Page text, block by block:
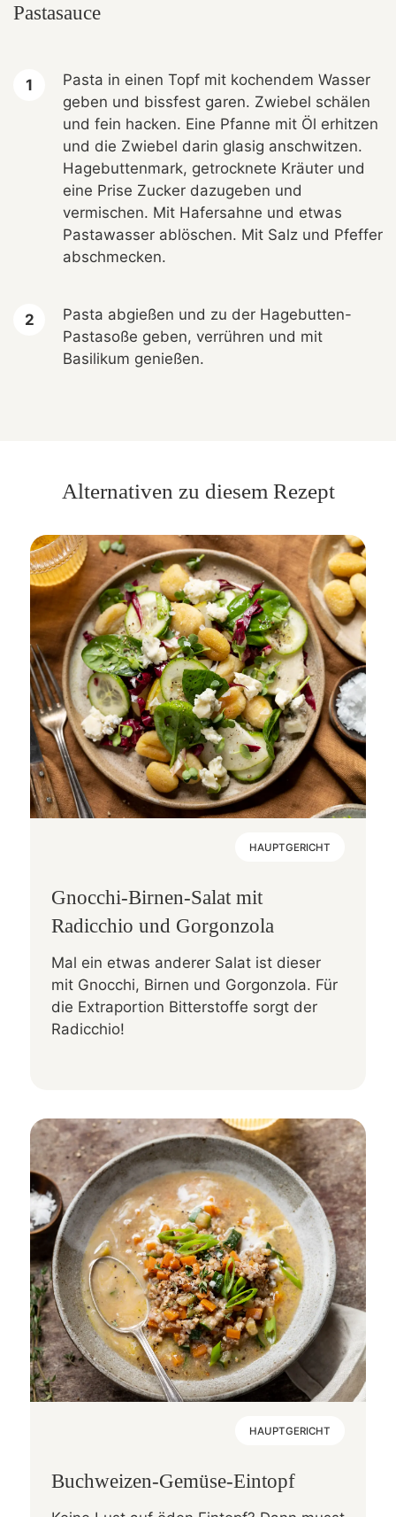
Pastasauce
Pasta in einen Topf mit kochendem Wasser
geben und bissfest garen. Zwiebel schälen
und fein hacken. Eine Pfanne mit Öl erhitzen
und die Zwiebel darin glasig anschwitzen.
Hagebuttenmark, getrocknete Kräuter und
eine Prise Zucker dazugeben und
vermischen. Mit Hafersahne und etwas
Pastawasser ablöschen. Mit Salz und Pfeffer
abschmecken.
Pasta abgießen und zu der Hagebutten-
Pastasoße geben, verrühren und mit
Basilikum genießen.
Alternativen zu diesem Rezept
HAUPTGERICHT
Gnocchi-Birnen-Salat mit
Radicchio und Gorgonzola
Mal ein etwas anderer Salat ist dieser
mit Gnocchi, Birnen und Gorgonzola. Für
die Extraportion Bitterstoffe sorgt der
Radicchio!
HAUPTGERICHT
Buchweizen-Gemüse-Eintopf